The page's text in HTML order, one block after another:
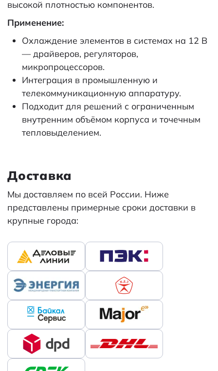
высокой плотностью компонентов.
Применение:
Охлаждение элементов в системах на 12 В
— драйверов, регуляторов,
микропроцессоров.
Интеграция в промышленную и
телекоммуникационную аппаратуру.
Подходит для решений с ограниченным
внутренним объёмом корпуса и точечным
тепловыделением.
Доставка
Мы доставляем по всей России. Ниже
представлены примерные сроки доставки в
крупные города: